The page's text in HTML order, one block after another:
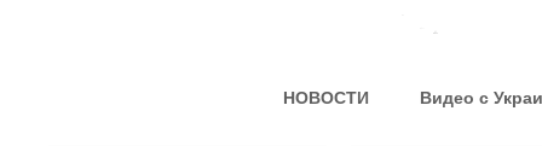
НОВОСТИ Видео с